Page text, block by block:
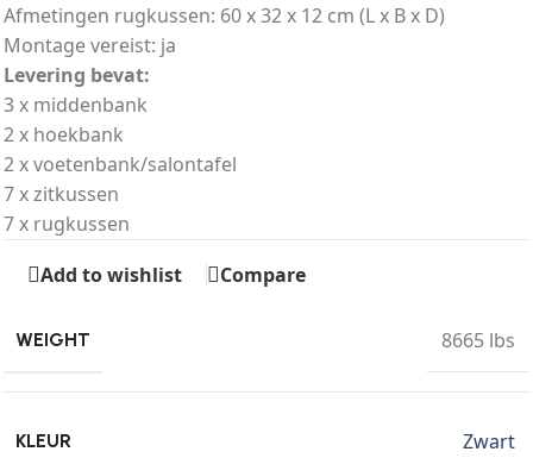
Afmetingen rugkussen: 60 x 32 x 12 cm (L x B x D)
Montage vereist: ja
Levering bevat:
3 x middenbank
2 x hoekbank
2 x voetenbank/salontafel
7 x zitkussen
7 x rugkussen
Add to wishlist
Compare
WEIGHT 8665 lbs
KLEUR Zwart